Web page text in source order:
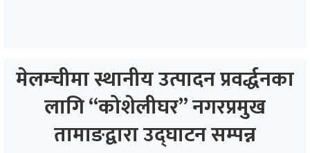
मेलम्चीमा स्थानीय उत्पादन प्रवर्द्धनका
लागि “कोशेलीघर” नगरप्रमुख
तामाङद्वारा उद्घाटन सम्पन्न